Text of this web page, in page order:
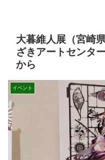
大暮維人展（宮崎
ざきアートセンタ
から
イベント